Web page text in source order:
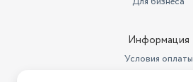
Информация
Условия оплаты